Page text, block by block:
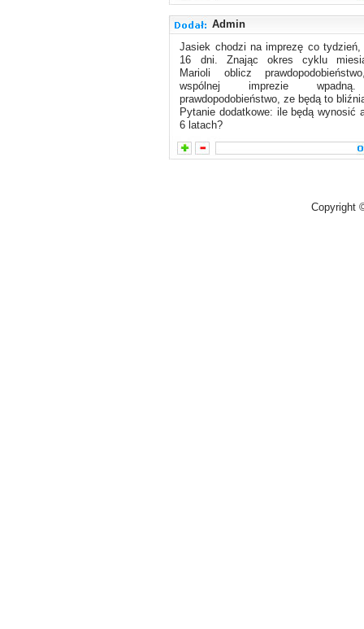
Admin
Jasiek chodzi na imprezę co tydzień,
16 dni. Znając okres cyklu
Marioli oblicz
wspólnej imprezie
prawdopodobieństwo, ze będą to
Pytanie dodatkowe: ile będą wynosić
6 latach?
Copyright